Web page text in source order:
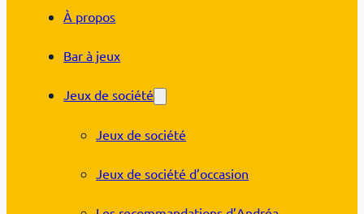
À propos
Bar à jeux
Jeux de société
Jeux de société
Jeux de société d’occasion